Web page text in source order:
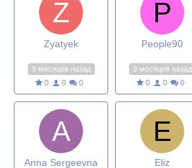
Zyatyek
9 месяцев назад
0
0 0
People90
9 месяцев назад
0
0 0
Anna Sergeevna Eliz